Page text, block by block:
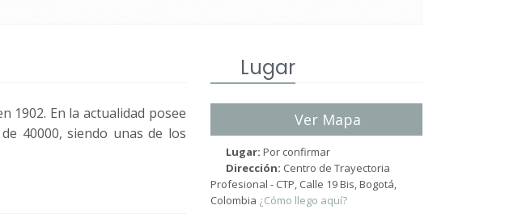
1902. En la actualidad posee
40000, siendo unas de los
Lugar
Ver Mapa
Lugar: Por confirmar
Dirección: Centro de Trayectoria
Profesional - CTP, Calle 19 Bis, Bogotá,
Colombia ¿Cómo llego aquí?